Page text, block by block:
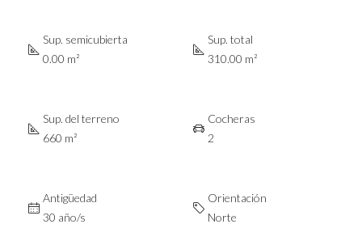
Sup. semicubierta
0.00 m²
Sup. total
310.00 m²
Sup. del terreno
660 m²
Cocheras
2
Antigüedad
30 año/s
Orientación
Norte